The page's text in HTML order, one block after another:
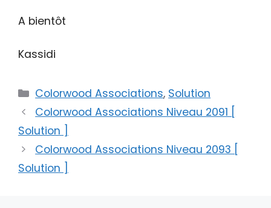
A bientôt
Kassidi
Catégories
Colorwood Associations, Solution
Colorwood Associations Niveau 2091 [
Solution ]
Colorwood Associations Niveau 2093 [
Solution ]